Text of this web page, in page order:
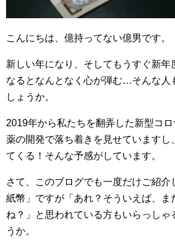
こんにちは、億持ってない億男です。
新しい年になり、そしてもうすぐ新年
なるとなんとなく心が弾む…そんな人
しょうか。
2019年から私たちを翻弄した新型コ
薬の開発で落ち着きを見せていますし
てくる！そんな予感がしています。
さて、このブログでも一度だけご紹介
紙幣」ですが「あれ？そういえば、ま
ね？」と思われている方もいらっしゃ
うか。